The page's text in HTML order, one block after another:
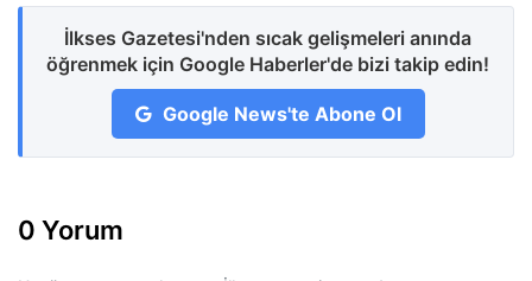
İlkses Gazetesi'nden sıcak gelişmeleri anında
öğrenmek için Google Haberler'de bizi takip edin!
Google News'te Abone Ol
0 Yorum